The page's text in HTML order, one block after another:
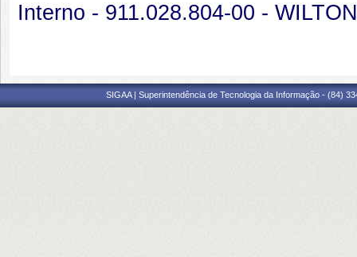
Interno - 911.028.804-00 -
SIGAA | Superintendência de Tecnologia da Informação - (84)